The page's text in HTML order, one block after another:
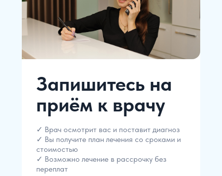
Запишитесь на
приём к врачу
✓ Врач осмотрит вас и поставит диагноз
✓ Вы получите план лечения со сроками и
стоимостью
✓ Возможно лечение в рассрочку без
переплат